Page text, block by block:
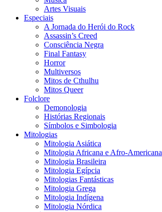
Artes Visuais
Especiais
A Jornada do Herói do Rock
Assassin’s Creed
Consciência Negra
Final Fantasy
Horror
Multiversos
Mitos de Cthulhu
Mitos Queer
Folclore
Demonologia
Histórias Regionais
Símbolos e Simbologia
Mitologias
Mitologia Asiática
Mitologia Africana e Afro-Americana
Mitologia Brasileira
Mitologia Egípcia
Mitologias Fantásticas
Mitologia Grega
Mitologia Indígena
Mitologia Nórdica